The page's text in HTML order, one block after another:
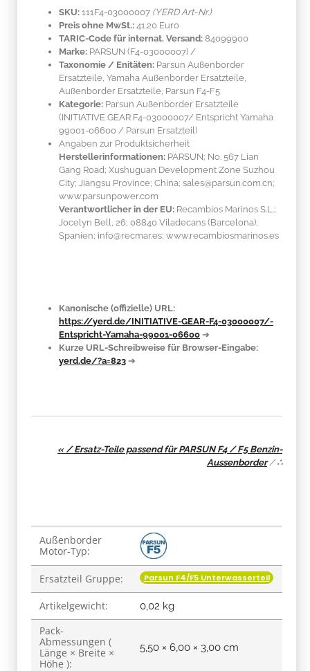
SKU: 111F4-03000007 (YERD Art-Nr.)
Preis ohne MwSt.: 41.20 Euro
TARIC-Code für internat. Versand: 84099900
Marke: PARSUN (F4-03000007) /
Taxonomie / Enitäten: Parsun Außenborder
Ersatzteile, Yamaha Außenborder Ersatzteile,
Außenborder Ersatzteile, Parsun F4-F5
Kategorie: Parsun Außenborder Ersatzteile
(INITIATIVE GEAR F4-03000007/ Entspricht Yamaha
99001-06600 / Parsun Ersatzteil)
Angaben zur Produktsicherheit
Herstellerinformationen: PARSUN; No. 567 Lian
Gang Road; Xushuguan Development Zone Suzhou
City; Jiangsu Province; China; sales@parsun.com.cn;
www.parsunpower.com
Verantwortlicher in der EU: Recambios Marinos S.L.;
Jocelyn Bell, 26; 08840 Viladecans (Barcelona);
Spanien; info@recmar.es; www.recambiosmarinos.es
Kanonische (offizielle) URL:
https://yerd.de/INITIATIVE-GEAR-F4-03000007/-
Entspricht-Yamaha-99001-06600 ➔
Kurze URL-Schreibweise für Browser-Eingabe:
yerd.de/?a=823 ➔
« / Ersatz-Teile passend für PARSUN F4 / F5 Benzin-
Aussenborder/∴
Produkteigenschaft
Wert
Außenborder
Motor-Typ:
Ersatzteil Gruppe: Parsun F4/F5 Unterwasserteil
Artikelgewicht: 0,02 kg
Pack-
Abmessungen (
Länge × Breite ×
Höhe ):
5,50 × 6,00 × 3,00 cm